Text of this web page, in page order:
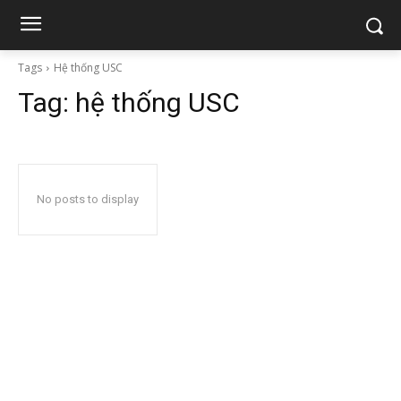
Tags Hệ thống USC
Tag: hệ thống USC
No posts to display